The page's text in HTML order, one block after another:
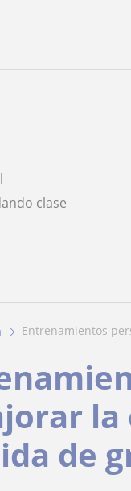
clase
entrenamientos
la
de